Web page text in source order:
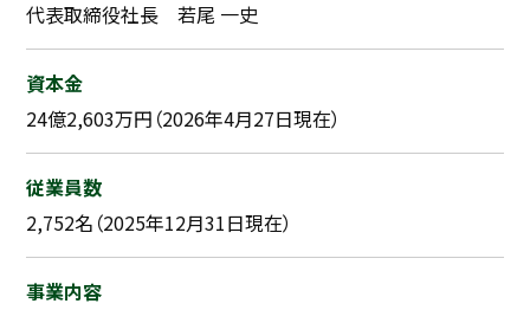
代表取締役社長 若尾 一史
資本金
24億2,603万円（2026年4月27日現在）
従業員数
2,752名（2025年12月31日現在）
事業内容